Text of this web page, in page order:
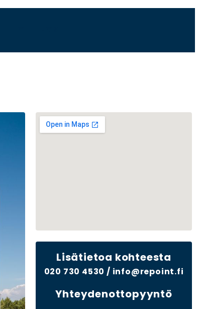
Lisätietoa kohteesta
020 730 4530 / info@repoint.fi
Yhteydenottopyyntö